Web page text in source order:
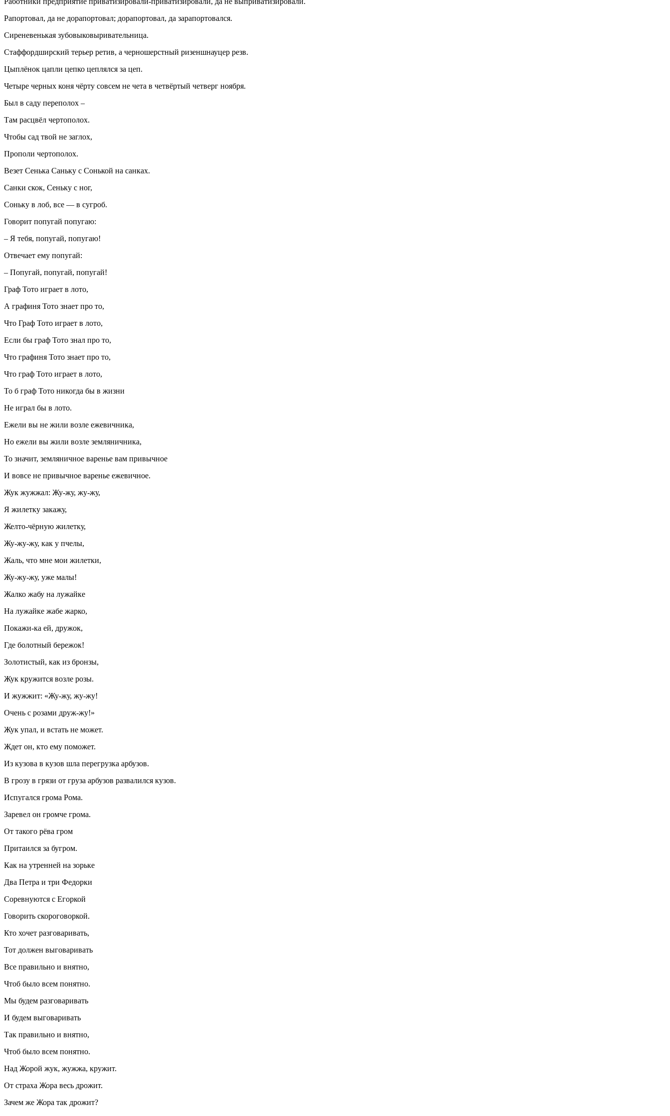
Рапортовал, да не дорапортовал; дорапортовал, да зарапортовался.
Сиреневенькая зубовыковыривательница.
Стаффордширский терьер ретив, а черношерстный ризеншнауцер резв.
Цыплёнок цапли цепко цеплялся за цеп.
Четыре черных коня чёрту совсем не чета в четвёртый четверг ноября.
Был в саду переполох ‒
Там расцвёл чертополох.
Чтобы сад твой не заглох,
Прополи чертополох.
Везет Сенька Саньку с Сонькой на санках.
Санки скок, Сеньку с ног,
Соньку в лоб, все — в сугроб.
Говорит попугай попугаю:
– Я тебя, попугай, попугаю!
Отвечает ему попугай:
– Попугай, попугай, попугай!
Граф Тото играет в лото,
А графиня Тото знает про то,
Что Граф Тото играет в лото,
Если бы граф Тото знал про то,
Что графиня Тото знает про то,
Что граф Тото играет в лото,
То б граф Тото никогда бы в жизни
Не играл бы в лото.
Ежели вы не жили возле ежевичника,
Но ежели вы жили возле земляничника,
То значит, земляничное варенье вам привычное
И вовсе не привычное варенье ежевичное.
Жук жужжал: Жу-жу, жу-жу,
Я жилетку закажу,
Желто-чёрную жилетку,
Жу-жу-жу, как у пчелы,
Жаль, что мне мои жилетки,
Жу-жу-жу, уже малы!
Жалко жабу на лужайке
На лужайке жабе жарко,
Покажи-ка ей, дружок,
Где болотный бережок!
Золотистый, как из бронзы,
Жук кружится возле розы.
И жужжит: «Жу-жу, жу-жу!
Очень с розами друж-жу!»
Жук упал, и встать не может.
Ждет он, кто ему поможет.
Из кузова в кузов шла перегрузка арбузов.
В грозу в грязи от груза арбузов развалился кузов.
Испугался грома Рома.
Заревел он громче грома.
От такого рёва гром
Притаился за бугром.
Как на утренней на зорьке
Два Петра и три Федорки
Соревнуются с Егоркой
Говорить скороговоркой.
Кто хочет разговаривать,
Тот должен выговаривать
Все правильно и внятно,
Чтоб было всем понятно.
Мы будем разговаривать
И будем выговаривать
Так правильно и внятно,
Чтоб было всем понятно.
Над Жорой жук, жужжа, кружит.
От страха Жора весь дрожит.
Зачем же Жора так дрожит?